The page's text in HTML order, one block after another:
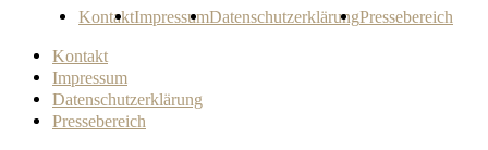
KontaktImpressumDatenschutzerklärungPressebereich
Kontakt
Impressum
Datenschutzerklärung
Pressebereich